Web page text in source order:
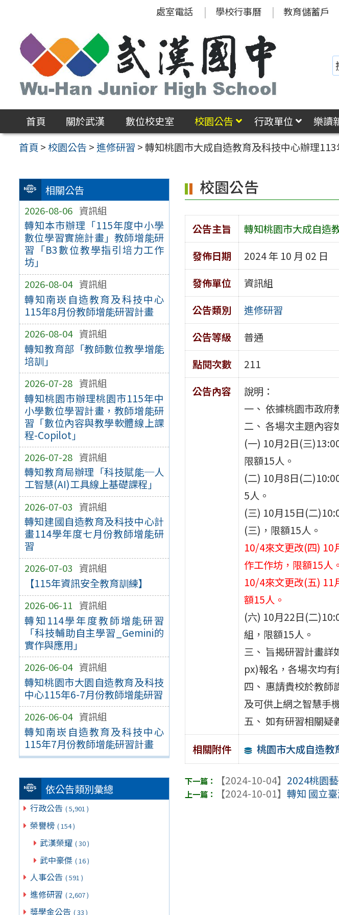
區
處室電話 學校行事曆 教育儲蓄戶
首頁 關於武漢 數位校史室 校園公告 行政單位 樂讀
首頁 >校園公告 >進修研習 >轉知桃園市大成自造教育及科技中心辦理
相關公告
2026-08-06 資訊組
轉知本市辦理「115年度中小學
數位學習實施計畫」教師增能研
習「B3數位教學指引培力工作
坊」
2026-08-04 資訊組
轉知南崁自造教育及科技中心
115年8月份教師增能研習計畫
2026-08-04 資訊組
轉知教育部「教師數位教學增能
培訓」
2026-07-28 資訊組
轉知桃園市辦理桃園市115年中
小學數位學習計畫，教師增能研
習「數位內容與教學軟體線上課
程-Copilot」
2026-07-28 資訊組
轉知教育局辦理「科技賦能─人
工智慧(AI)工具線上基礎課程」
2026-07-03 資訊組
轉知建國自造教育及科技中心計
畫114學年度七月份教師增能研
習
2026-07-03 資訊組
【115年資訊安全教育訓練】
2026-06-11 資訊組
轉知114學年度教師增能研習
「科技輔助自主學習_Gemini的
實作與應用」
2026-06-04 資訊組
轉知桃園市大園自造教育及科技
中心115年6-7月份教師增能研習
2026-06-04 資訊組
轉知南崁自造教育及科技中心
115年7月份教師增能研習計畫
依公告類別彙總
行政公告 ( 5,901 )
榮譽榜 ( 154 )
武漢榮耀 ( 30 )
武中豪傑 ( 16 )
人事公告 ( 591 )
進修研習 ( 2,607 )
獎學金公告 ( 33 )
校園公告
公告主旨
轉知桃園市大成自造
發佈日期
2024 年 10 月 02 日
發佈單位
資訊組
公告類別
進修研習
公告等級
普通
點閱次數
211
公告內容
說明：
一、 依據桃園市政府
二、 各場次主題內容
(一) 10月2日(三
限額15人。
(二) 10月8日(二
5人。
(三) 10月15日(二
(三)，限額15人。
10/4來文更改(四) 10
作工作坊，限額15人。
10/4來文更改(五) 11
額15人。
(六) 10月22日(二
組，限額15人。
三、 旨揭研習計畫
px)報名，各場次均
四、 惠請貴校於教
及可供上網之智慧手
五、 如有研習相關
相關附件
桃園市大成自造教
【2024-10-04】 2024桃園
【2024-10-01】轉知 國立